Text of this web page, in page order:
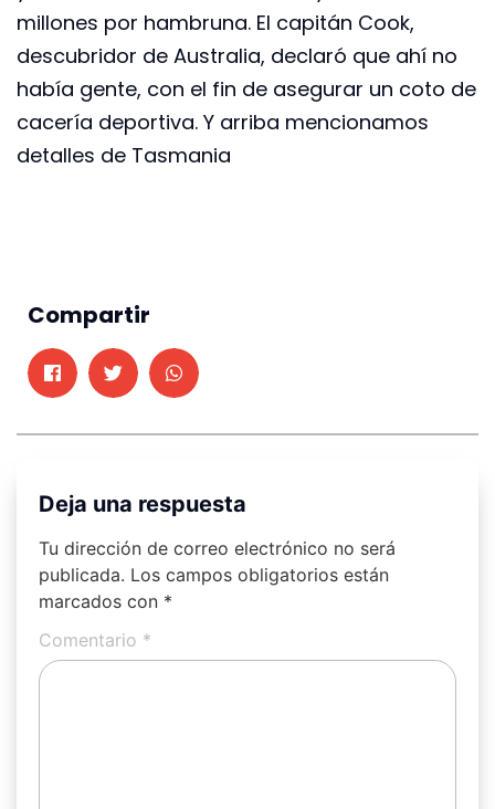
millones por hambruna. El capitán Cook,
descubridor de Australia, declaró que ahí no
había gente, con el fin de asegurar un coto de
cacería deportiva. Y arriba mencionamos
detalles de Tasmania
Compartir
Deja una respuesta
Tu dirección de correo electrónico no será
publicada. Los campos obligatorios están
marcados con *
Comentario *